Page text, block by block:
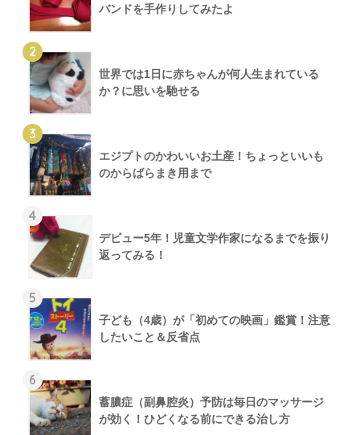
バンドを手作りしてみたよ
2
世界では1日に赤ちゃんが何人生まれている
か？に思いを馳せる
3
エジプトのかわいいお土産！ちょっといいも
のからばらまき用まで
4
デビュー5年！児童文学作家になるまでを振り
返ってみる！
5
子ども（4歳）が「初めての映画」鑑賞！注意
したいこと＆反省点
6
蓄膿症（副鼻腔炎）予防は毎日のマッサージ
が効く！ひどくなる前にできる治し方